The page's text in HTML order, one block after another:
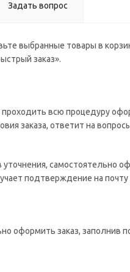
Задать вопрос
выбранные товары в
заказ».
всю процедуру
заказа, ответит на
самостоятельно
подтверждение на
оформить заказ, заполнив